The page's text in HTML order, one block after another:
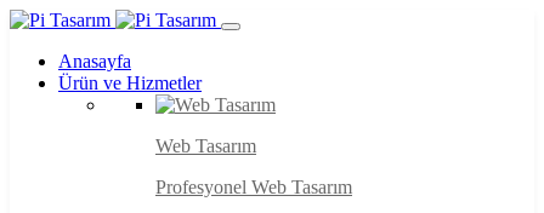
Anasayfa
Ürün ve Hizmetler
Web Tasarım
Profesyonel Web Tasarım